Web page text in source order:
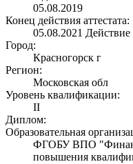
05.08.2019
Конец действия аттестата:
05.08.2021 Действие
Город:
Красногорск г
Регион:
Московская обл
Уровень квалификации:
II
Диплом:
Образовательная
ФГОБУ ВПО
повышения